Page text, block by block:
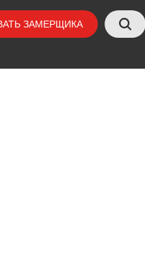
ЗАМЕРЩИКА